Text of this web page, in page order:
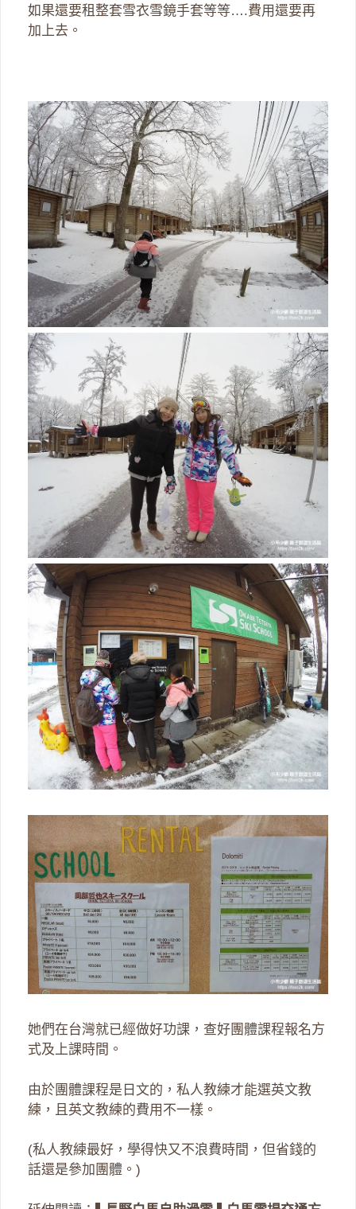
如果還要租整套雪衣雪鏡手套等等….費用還要再
加上去。
她們在台灣就已經做好功課，查好團體課程報名方
式及上課時間。
由於團體課程是日文的，私人教練才能選英文教
練，且英文教練的費用不一樣。
(私人教練最好，學得快又不浪費時間，但省錢的
話還是參加團體。)